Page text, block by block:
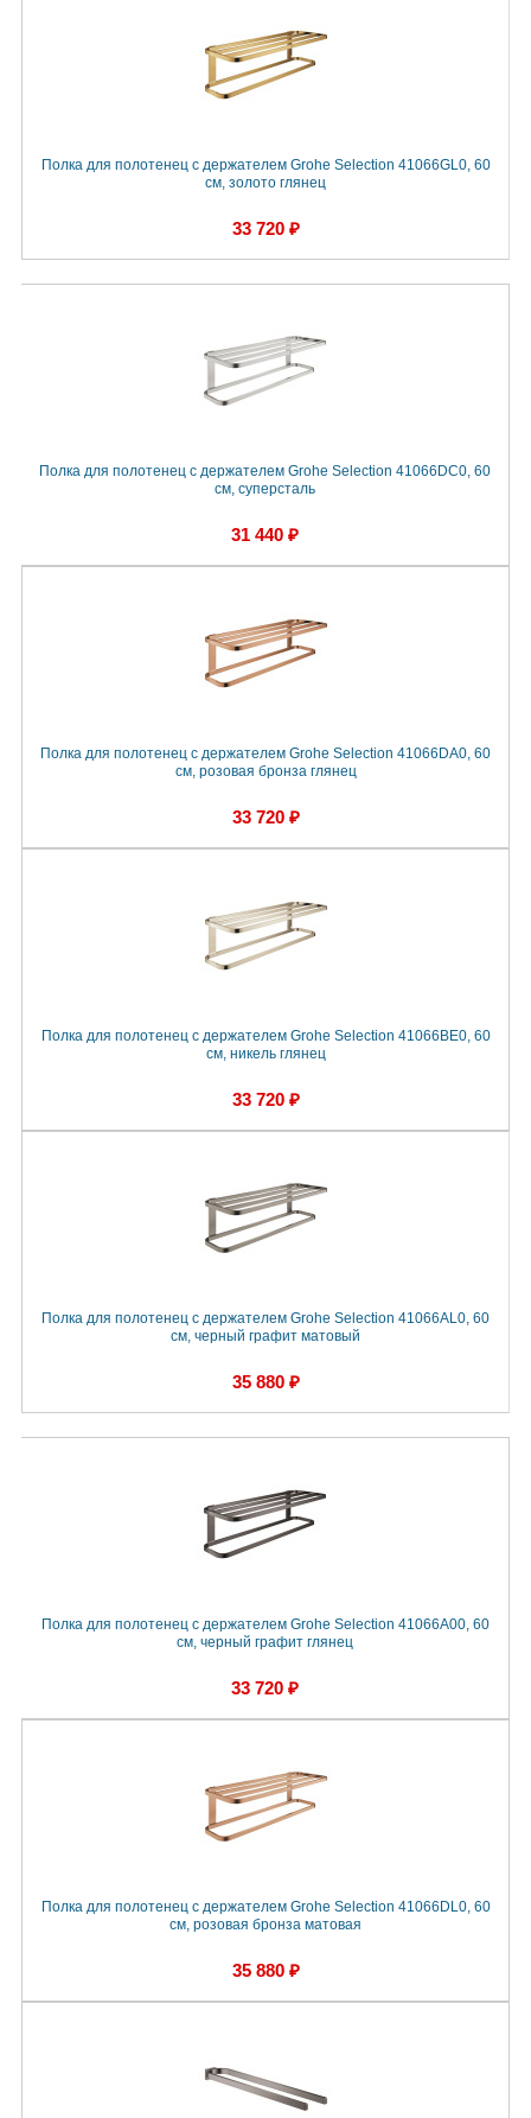
Полка для полотенец с держателем Grohe Selection 41066GL0, 60
cм, золото глянец
33 720 ₽
Полка для полотенец с держателем Grohe Selection 41066DC0, 60
см, суперсталь
31 440 ₽
Полка для полотенец с держателем Grohe Selection 41066DA0, 60
cм, розовая бронза глянец
33 720 ₽
Полка для полотенец с держателем Grohe Selection 41066BE0, 60
cм, никель глянец
33 720 ₽
Полка для полотенец с держателем Grohe Selection 41066AL0, 60
cм, черный графит матовый
35 880 ₽
Полка для полотенец с держателем Grohe Selection 41066A00, 60
cм, черный графит глянец
33 720 ₽
Полка для полотенец с держателем Grohe Selection 41066DL0, 60
cм, розовая бронза матовая
35 880 ₽